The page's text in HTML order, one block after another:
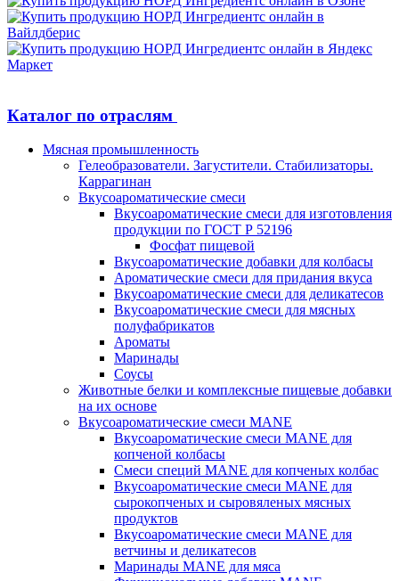
Каталог по отраслям
Мясная промышленность
Гелеобразователи. Загустители. Стабилизаторы.
Каррагинан
Вкусоароматические смеси
Вкусоароматические смеси для изготовления
продукции по ГОСТ Р 52196
Фосфат пищевой
Вкусоароматические добавки для колбасы
Ароматические смеси для придания вкуса
Вкусоароматические смеси для деликатесов
Вкусоароматические смеси для мясных
полуфабрикатов
Ароматы
Маринады
Соусы
Животные белки и комплексные пищевые добавки
на их основе
Вкусоароматические смеси MANE
Вкусоароматические смеси MANE для
копченой колбасы
Смеси специй MANE для копченых колбас
Вкусоароматические смеси MANE для
сырокопченых и сыровяленых мясных
продуктов
Вкусоароматические смеси MANE для
ветчины и деликатесов
Маринады MANE для мяса